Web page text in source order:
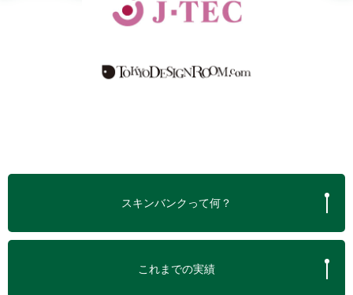
「皮膚移植、足りぬ提供… 21年の提供5人、支援団体協
力呼びかけ 京アニ放火殺人事件3年」（2022年7月14
読売新聞社より取材を受けた記事が読売新聞（朝刊／近
スキンバンクって何？
これまでの実績